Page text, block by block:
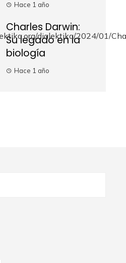
Hace 1 año
Charles Darwin:
Su legado en la
biología
Hace 1 año